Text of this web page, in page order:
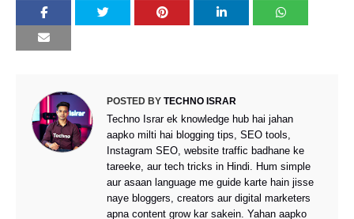
POSTED BY TECHNO ISRAR
Techno Israr ek knowledge hub hai jahan
aapko milti hai blogging tips, SEO tools,
Instagram SEO, website traffic badhane ke
tareeke, aur tech tricks in Hindi. Hum simple
aur asaan language me guide karte hain jisse
naye bloggers, creators aur digital marketers
apna content grow kar sakein. Yahan aapko